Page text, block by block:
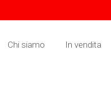
Chi siamo In vendita